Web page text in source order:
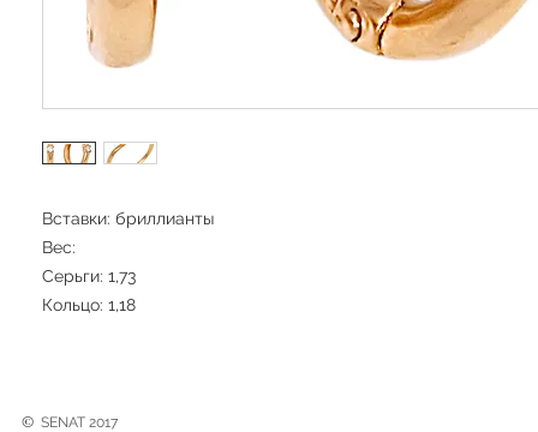
Вставки: бриллианты
Вес:
Серьги: 1,73
Кольцо: 1,18
© SENAT 2017